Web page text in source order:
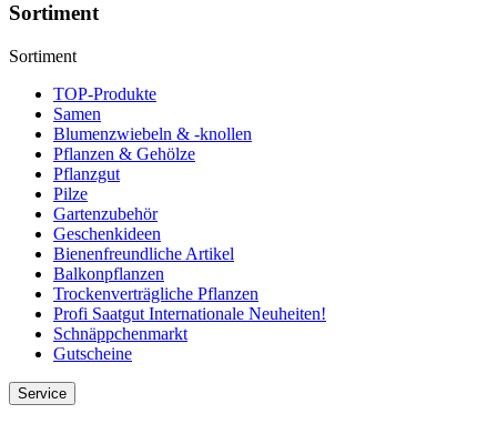
Sortiment
Sortiment
TOP-Produkte
Samen
Blumenzwiebeln & -knollen
Pflanzen & Gehölze
Pflanzgut
Pilze
Gartenzubehör
Geschenkideen
Bienenfreundliche Artikel
Balkonpflanzen
Trockenverträgliche Pflanzen
Profi Saatgut Internationale Neuheiten!
Schnäppchenmarkt
Gutscheine
Service